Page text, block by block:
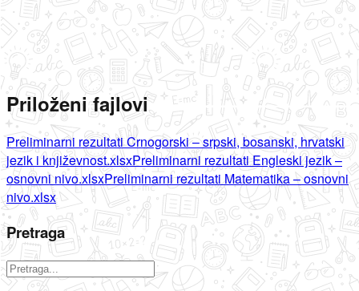
Priloženi fajlovi
Preliminarni rezultati Crnogorski – srpski, bosanski, hrvatski
jezik i književnost.xlsxPreliminarni rezultati Engleski jezik –
osnovni nivo.xlsxPreliminarni rezultati Matematika – osnovni
nivo.xlsx
Pretraga